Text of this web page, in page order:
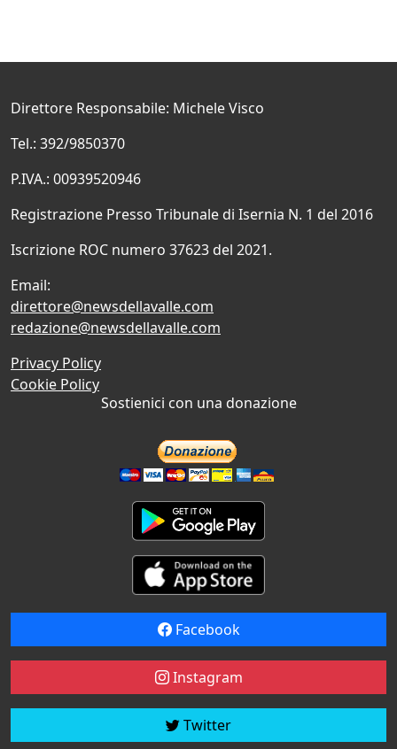
Direttore Responsabile: Michele Visco
Tel.: 392/9850370
P.IVA.: 00939520946
Registrazione Presso Tribunale di Isernia N. 1 del 2016
Iscrizione ROC numero 37623 del 2021.
Email:
direttore@newsdellavalle.com
redazione@newsdellavalle.com
Privacy Policy
Cookie Policy
Sostienici con una donazione
Facebook
Instagram
Twitter